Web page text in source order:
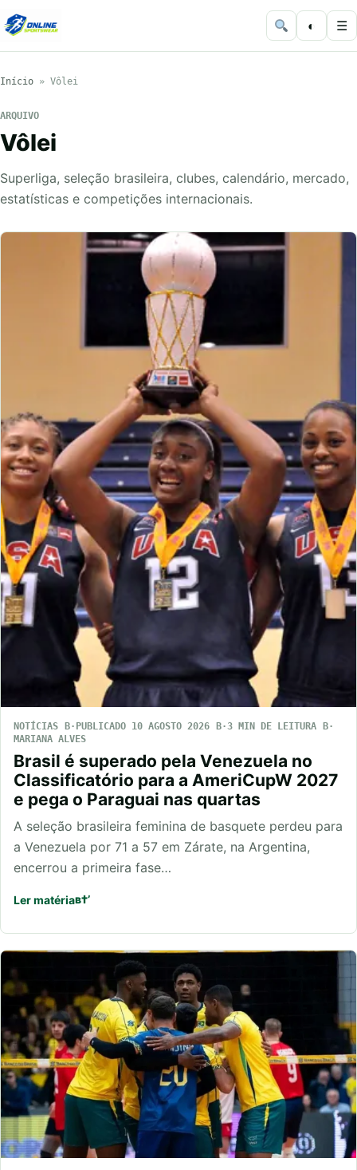
◐ ☰
Início » Vôlei
ARQUIVO
Vôlei
Superliga, seleção brasileira, clubes, calendário, mercado,
estatísticas e competições internacionais.
NOTÍCIAS PUBLICADO 10 AGOSTO 2026
3 MIN DE LEITURA
MARIANA ALVES
Brasil é superado pela Venezuela no
Classificatório para a AmeriCupW 2027
e pega o Paraguai nas quartas
A seleção brasileira feminina de basquete perdeu para
a Venezuela por 71 a 57 em Zárate, na Argentina,
encerrou a primeira fase…
Ler matéria